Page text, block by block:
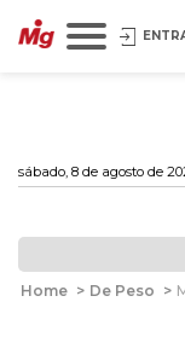
sábado, 8 de agosto de
Home > De Peso >